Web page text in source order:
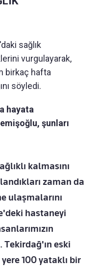
sağlık
vurgulayarak,
birkaç hafta
söyledi.
hayata
şunları
kalmasını
zaman da
ulaşmalarını
hastaneyi
Tekirdağ'ın eski
100 yataklı bir